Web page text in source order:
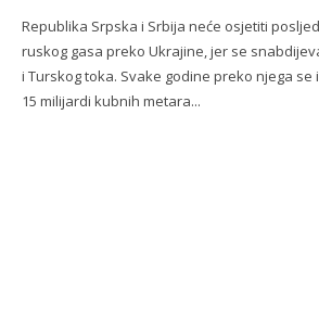
Republika Srpska i Srbija neće osjetiti
ruskog gasa preko Ukrajine, jer se
i Turskog toka. Svake godine preko njega
15 milijardi kubnih metara...